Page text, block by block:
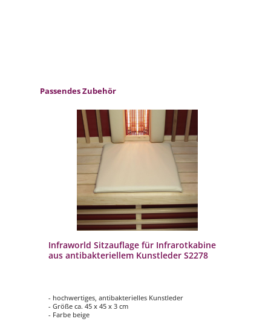
Produktgalerie überspringen
Passendes Zubehör
Infraworld Sitzauflage für Infrarotkabine
aus antibakteriellem Kunstleder S2278
- hochwertiges, antibakterielles Kunstleder
- Größe ca. 45 x 45 x 3 cm
- Farbe beige